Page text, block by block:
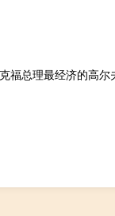
福总理最经济的高尔